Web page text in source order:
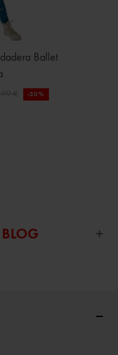
Ballet
€ -30%